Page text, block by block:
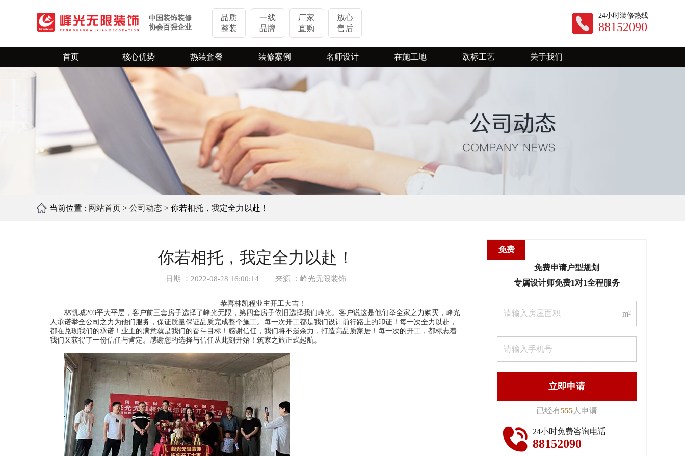
中国装饰装修
协会百强企业
品质
整装
一线
品牌
厂家
直购
放心
售后
24小时装修热线
88152090
首页 核心优势
业主口碑
环保装修
热装套餐
旧房翻新
装修案例
实景案例
视频案例
名师设计 在施工地 欧标工艺 关于我们
当前位置 : 网站首页 > 公司动态 > 你若相托，我定全力以赴！
你若相托，我定全力以赴！
日期 ：2022-08-28 16:00:14 来源 ：峰光无限装饰
恭喜林凯程业主开工大吉！
林凯城203平大平层，客户前三套房子选择了峰光无限，第四套房子依旧选择我们峰光。客户说这是他们举全家之力购买，峰光
人承诺举全公司之力为他们服务，保证质量保证品质完成整个施工。每一次开工都是我们设计前行路上的印证！每一次全力以赴，
都在兑现我们的承诺！业主的满意就是我们的奋斗目标！感谢信任，我们将不遗余力，打造高品质家居！每一次的开工，都标志着
我们又获得了一份信任与肯定。感谢您的选择与信任从此刻开始！筑家之旅正式起航。
免费
免费申请户型规划
专属设计师免费1对1全程服务
m²
立即申请
已经有555 人申请
24小时免费咨询电话
88152090